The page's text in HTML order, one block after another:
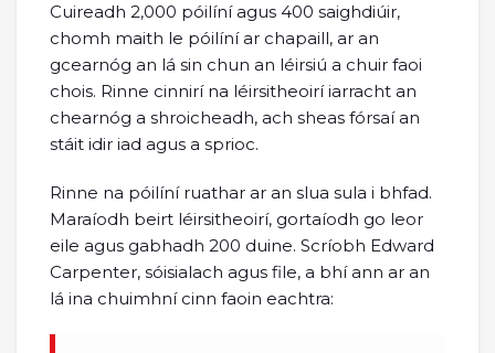
Cuireadh 2,000 póilíní agus 400 saighdiúir,
chomh maith le póilíní ar chapaill, ar an
gcearnóg an lá sin chun an léirsiú a chuir faoi
chois. Rinne cinnirí na léirsitheoirí iarracht an
chearnóg a shroicheadh, ach sheas fórsaí an
stáit idir iad agus a sprioc.
Rinne na póilíní ruathar ar an slua sula i bhfad.
Maraíodh beirt léirsitheoirí, gortaíodh go leor
eile agus gabhadh 200 duine. Scríobh Edward
Carpenter, sóisialach agus file, a bhí ann ar an
lá ina chuimhní cinn faoin eachtra: